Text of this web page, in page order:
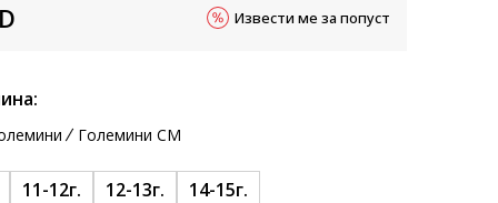
Извести ме за попуст
Големини CM
11-12г. 12-13г. 14-15г.